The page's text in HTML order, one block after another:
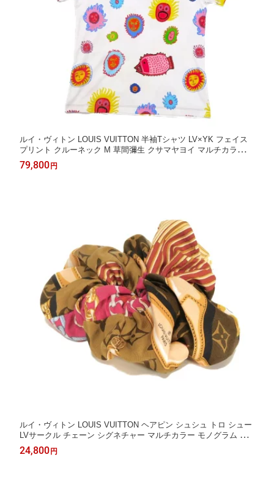
ルイ・ヴィトン LOUIS VUITTON 半袖Tシャツ LV×YK フェイス
プリント クルーネック M 草間彌生 クサマヤヨイ マルチカラー
未使用 わが永遠の魂 1AB859 レディース エレガント 高級 上品
大人 ブランド【中古】
79,800円
ルイ・ヴィトン LOUIS VUITTON ヘアピン シュシュ トロ シュー
LVサークル チェーン シグネチャー マルチカラー モノグラム リ
バース シルク M76954 レディース アクセサリー エレガント 高級
上品 大人 ブランド【中古】
24,800円